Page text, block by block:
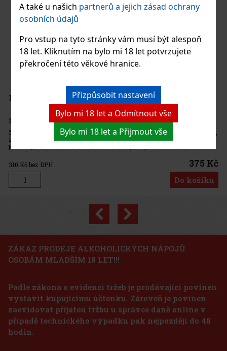
A také u našich partnerů a jejich zásad ochrany
osobních údajů
Pro vstup na tyto stránky vám musí být alespoň
18 let. Kliknutím na bylo mi 18 let potvrzujete
překročení této věkové hranice.
Přizpůsobit nastavení
Bylo mi 18 let a Odmítnout vše
Bylo mi 18 let a Přijmout vše
nápoj
42 Kč
pro
25 Kč
rumu,
hodí
375 Kč
Previous
ZÁKAZ PRODEJE ALKOHOLICKÝCH NÁPOJŮ
OSOBÁM MLADŠÍM 18 LET!!!
Podle zákona o evidenci tržeb je prodávající povinen
vystavit kupujícímu účtenku. Zároveň je povinen
zaevidovat přijatou tržbu u správce daně online v
případě technického výpadku pak nejpozději do 48
hodin.